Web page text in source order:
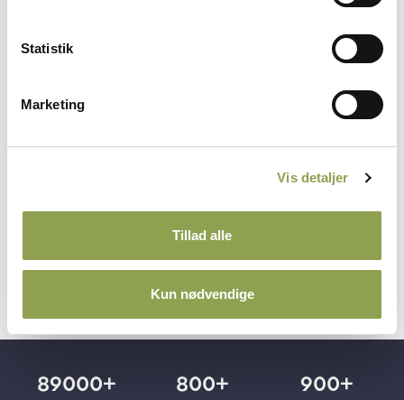
Statistik
Marketing
Vis detaljer
Tillad alle
Kun nødvendige
På siden "Valg af riffel og ammunition" får du
indsigt i fordele og ulemper ved de mest
rekylskræk, og hvad du skal være
også en introduktion til blyfri ammunition, og
Valg af riffel og ammunition ➜
89000+ 800+ 900+